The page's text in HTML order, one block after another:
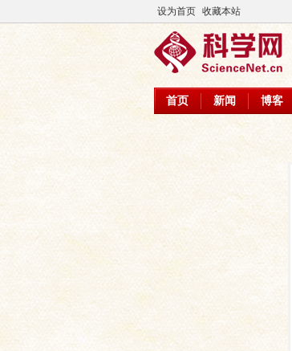
设为首页 收藏本站
首页 新闻 博客